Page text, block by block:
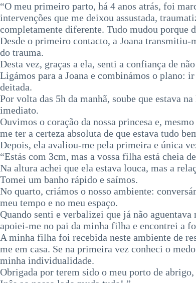
“O meu primeiro parto, há 4 anos atrás, foi
intervenções que me deixou assustada,
completamente diferente. Tudo mudou porque
​Desde o primeiro contacto, a Joana transmitiu-
do trauma.
Desta vez, graças a ela, senti a confiança de
​Ligámos para a Joana e combinámos o plano:
deitada.
Por volta das 5h da manhã, soube que estava
imediato.
Ouvimos o coração da nossa princesa e,
me ter a certeza absoluta de que estava tudo
​Depois, ela avaliou-me pela primeira e única
“Estás com 3cm, mas a vossa filha está cheia
​Na altura achei que ela estava louca, mas a
Tomei um banho rápido e saímos.
No quarto, criámos o nosso ambiente:
meu tempo e no meu espaço.
​Quando senti e verbalizei que já não
apoiei-me no pai da minha filha e encontrei a
​A minha filha foi recebida neste ambiente de
me em casa. Se na primeira vez conheci o
minha individualidade.
​Obrigada por terem sido o meu porto de